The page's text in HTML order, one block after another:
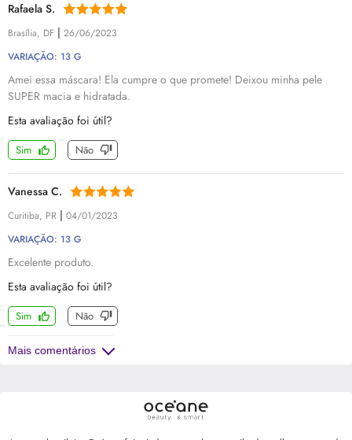
Rafaela S.
Brasília, DF | 26/06/2023
VARIAÇÃO: 13 G
Amei essa máscara! Ela cumpre o que promete! Deixou minha pele
SUPER macia e hidratada.
Esta avaliação foi útil?
Sim Não
Vanessa C.
Curitiba, PR | 04/01/2023
VARIAÇÃO: 13 G
Excelente produto.
Esta avaliação foi útil?
Sim Não
Mais comentários